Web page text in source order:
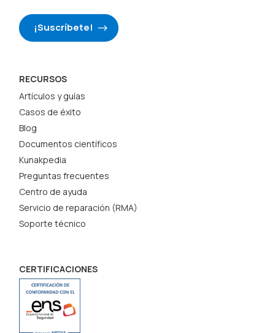
¡Suscríbete!
RECURSOS
Artículos y guías
Casos de éxito
Blog
Documentos científicos
Kunakpedia
Preguntas frecuentes
Centro de ayuda
Servicio de reparación (RMA)
Soporte técnico
CERTIFICACIONES